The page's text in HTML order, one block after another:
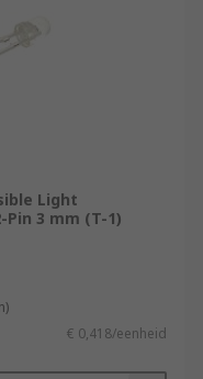
Light
3 mm (T-1)
€ 0,418/eenheid